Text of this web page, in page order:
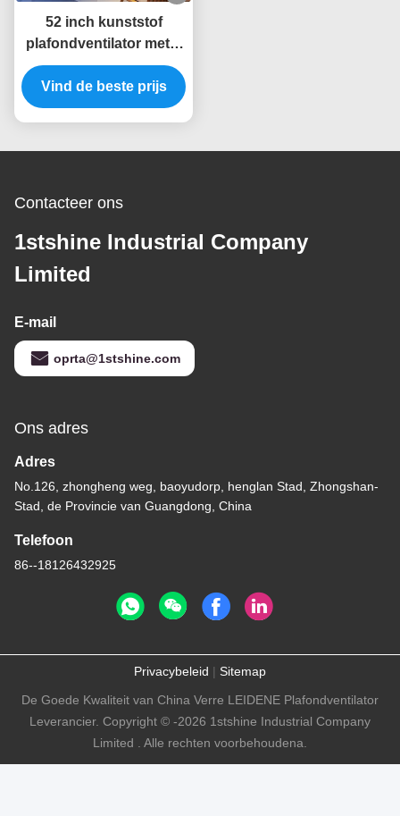
52 inch kunststof
plafondventilator met 6
snelheden en slimme
afstandsbediening voor
DC-voeding
Vind de beste prijs
Contacteer ons
1stshine Industrial Company
Limited
E-mail
oprta@1stshine.com
Ons adres
Adres
No.126, zhongheng weg, baoyudorp, henglan Stad, Zhongshan-
Stad, de Provincie van Guangdong, China
Telefoon
86--18126432925
Privacybeleid | Sitemap
De Goede Kwaliteit van China Verre LEIDENE Plafondventilator
Leverancier. Copyright © -2026 1stshine Industrial Company
Limited . Alle rechten voorbehoudena.